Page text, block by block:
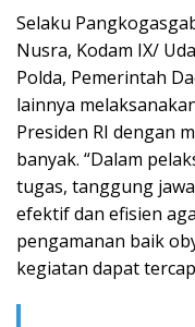
Selaku
Nusra, Kodam IX/
Polda, Pemerintah
lainnya
Presiden RI dengan
banyak. “Dalam
tugas, tanggung
efektif dan efisien
pengamanan baik
kegiatan dapat